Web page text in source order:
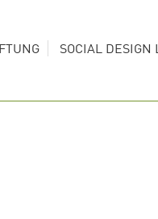
SOCIAL DESIGN